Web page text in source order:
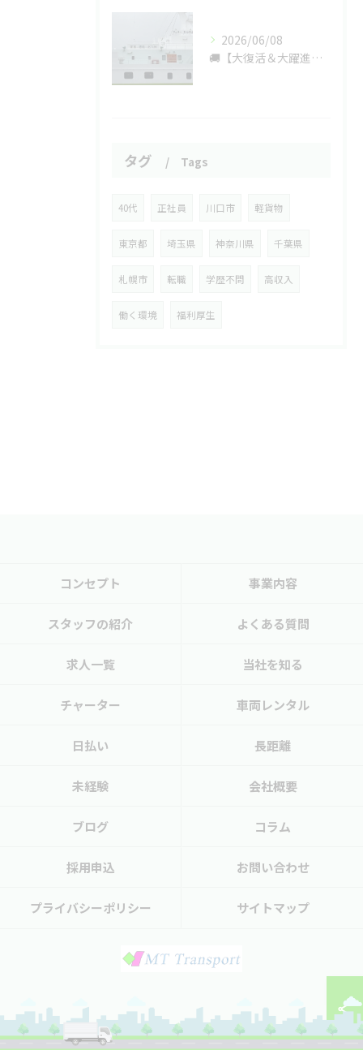
2026/06/08
🚚【大復活＆大躍進】かなり久々の更新！実はとんでもない規模になってました＆社長の新車が九州に強奪された話。
タグ Tags
40代 正社員 川口市 軽貨物
東京都 埼玉県 神奈川県 千葉県
札幌市 転職 学歴不問 高収入
働く環境 福利厚生
コンセプト 事業内容
スタッフの紹介 よくある質問
求人一覧 当社を知る
チャーター 車両レンタル
日払い 長距離
未経験 会社概要
ブログ コラム
採用申込 お問い合わせ
プライバシーポリシー サイトマップ